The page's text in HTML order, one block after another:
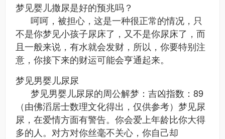
梦见婴儿撒尿是好的预兆吗？
呵呵，被担心，这是一种很正常的情况，只
不是你梦见小孩子尿床了，又不是你尿床了，而
且一般来说，有水就会发财，所以，你要特别注
意，你接下来的财运可能会亨通起来。
梦见男婴儿尿尿
梦见男婴儿尿尿的周公解梦：吉凶指数：89
（由佛滔居士数理文化得出，仅供参考）梦见尿
尿，在爱情方面有警告。你会爱上年龄比你大得
多的人。对方对你丝毫不关心，你自己却